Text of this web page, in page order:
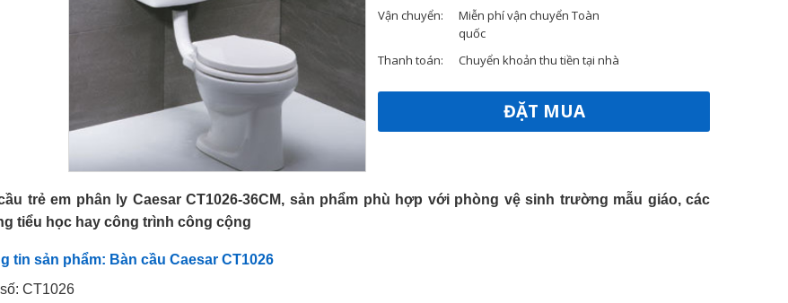
Vận chuyển:
Miễn phí vận chuyển Toàn
quốc
Thanh toán:
Chuyển khoản thu tiền tại nhà
ĐẶT MUA
trẻ em phân ly Caesar CT1026-36CM, sản phẩm phù hợp với phòng vệ sinh trường mẫu giáo, các
tiểu học hay công trình công cộng
tin sản phẩm: Bàn cầu Caesar CT1026
CT1026